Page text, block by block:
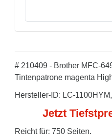
# 210409 - Brother MFC-
Tintenpatrone magenta
Hersteller-ID: LC-
Jetzt
Reicht für: 750 Seiten.